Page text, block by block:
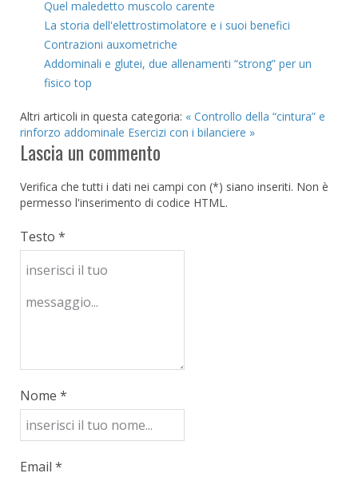
Quel maledetto muscolo carente
La storia dell'elettrostimolatore e i suoi benefici
Contrazioni auxometriche
Addominali e glutei, due allenamenti “strong” per un
fisico top
Altri articoli in questa categoria: « Controllo della “cintura” e
rinforzo addominale Esercizi con i bilanciere »
Lascia un commento
Verifica che tutti i dati nei campi con (*) siano inseriti. Non è
permesso l'inserimento di codice HTML.
Testo *
Nome *
Email *